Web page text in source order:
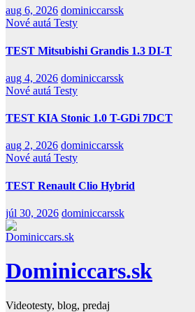
aug 6, 2026 dominiccarssk
Nové autá Testy
TEST Mitsubishi Grandis 1.3 DI-T
aug 4, 2026 dominiccarssk
Nové autá Testy
TEST KIA Stonic 1.0 T-GDi 7DCT
aug 2, 2026 dominiccarssk
Nové autá Testy
TEST Renault Clio Hybrid
júl 30, 2026 dominiccarssk
Dominiccars.sk
Videotesty, blog, predaj